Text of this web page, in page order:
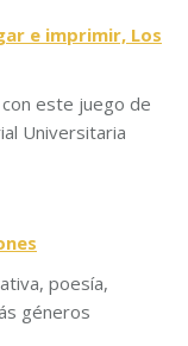
e imprimir, Los
este juego de
Universitaria
poesía,
géneros